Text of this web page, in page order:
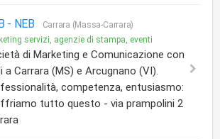
- NEB
Carrara (Massa-Carrara)
servizi, agenzie di stampa, eventi
di Marketing e Comunicazione con
a Carrara (MS) e Arcugnano (VI).
competenza, entusiasmo:
tutto questo - via prampolini 2